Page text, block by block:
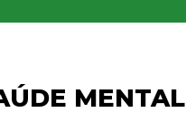
MENTAL